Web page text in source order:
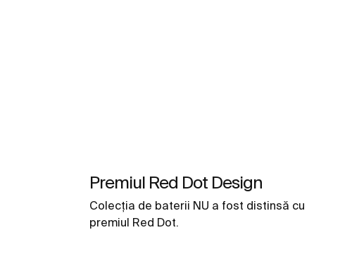
Premiul Red Dot Design
Colecția de baterii NU a fost distinsă cu
premiul Red Dot.